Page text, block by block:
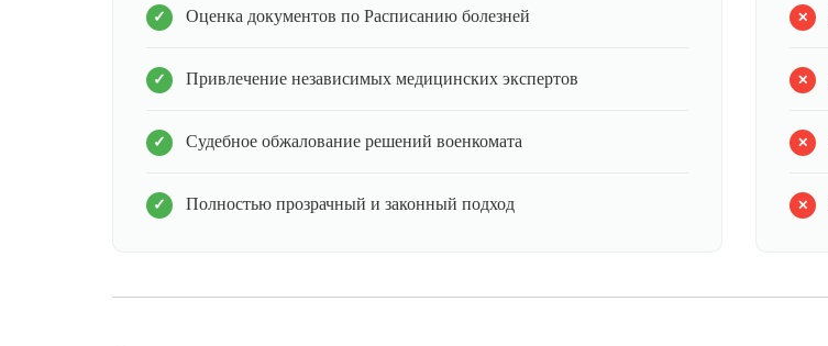
Оценка документов по Расписанию болезней
Привлечение независимых медицинских экспертов
Судебное обжалование решений военкомата
Полностью прозрачный и законный подход